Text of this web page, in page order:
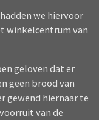
we hiervoor
winkelcentrum van
geloven dat er
geen brood van
gewend hiernaar te
van de